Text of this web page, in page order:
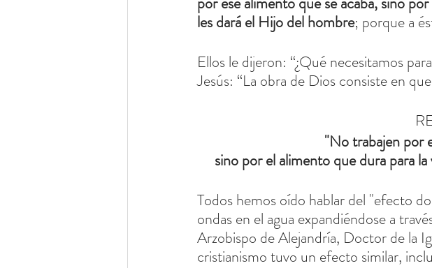
les dará el Hijo del hombre; porque a
Ellos le dijeron: “¿Qué necesitamos
Jesús: “La obra de Dios consiste en
"No trabajen por
sino por el alimento que dura para
Todos hemos oído hablar del "efecto
ondas en el agua expandiéndose a
Arzobispo de Alejandría, Doctor de la
cristianismo tuvo un efecto similar,